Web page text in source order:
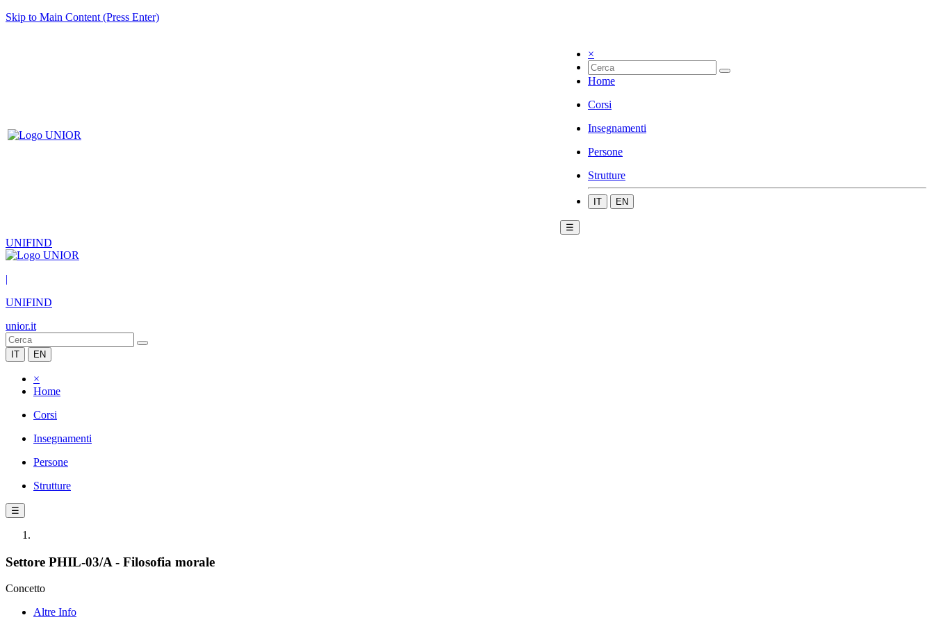
Skip to Main Content (Press Enter)
×
Home
Corsi
Insegnamenti
Persone
Strutture
IT EN
☰
UNIFIND
|
UNIFIND
unior.it
IT EN
×
Home
Corsi
Insegnamenti
Persone
Strutture
☰
Settore PHIL-03/A - Filosofia morale
Concetto
Altre Info